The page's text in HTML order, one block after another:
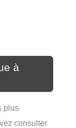
à
plus
consulter